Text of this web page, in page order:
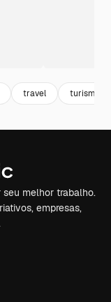
travel turismo
melhor trabalho.
empresas,